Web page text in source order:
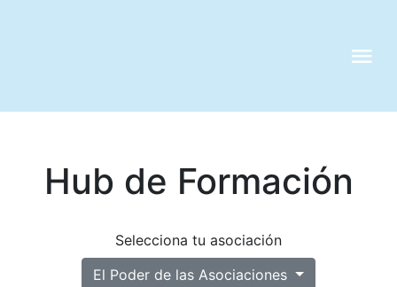
SERVICIOS
Hub de Formación
Selecciona tu asociación
El Poder de las Asociaciones